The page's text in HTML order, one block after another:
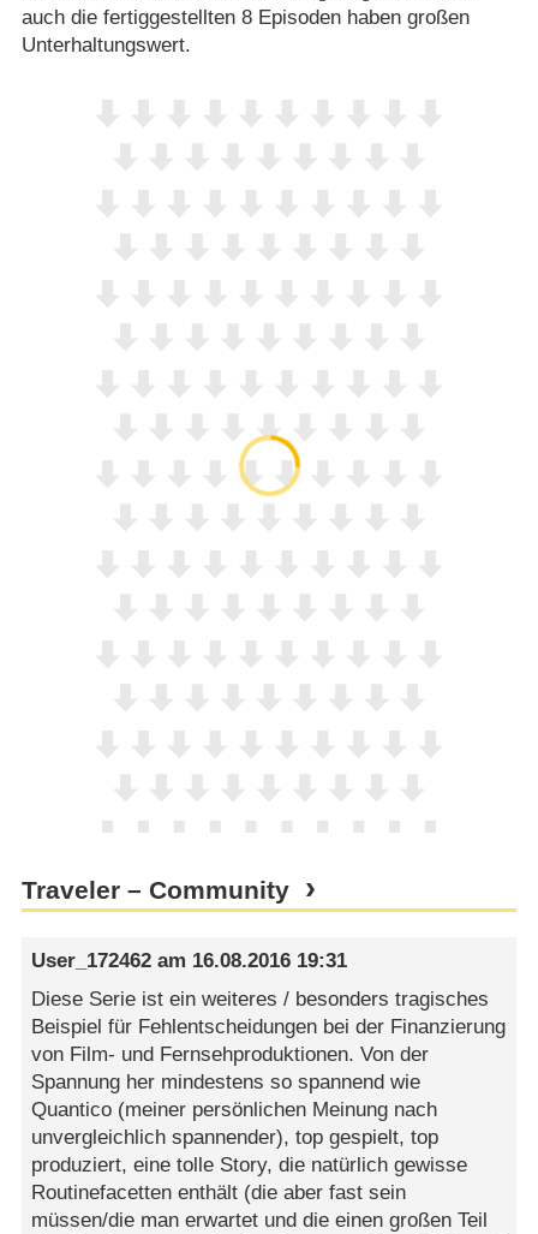
auch die fertiggestellten 8 Episoden haben großen
Unterhaltungswert.
Traveler – Community
User_172462 am 16.08.2016 19:31
Diese Serie ist ein weiteres / besonders tragisches
Beispiel für Fehlentscheidungen bei der Finanzierung
von Film- und Fernsehproduktionen. Von der
Spannung her mindestens so spannend wie
Quantico (meiner persönlichen Meinung nach
unvergleichlich spannender), top gespielt, top
produziert, eine tolle Story, die natürlich gewisse
Routinefacetten enthält (die aber fast sein
müssen/die man erwartet und die einen großen Teil